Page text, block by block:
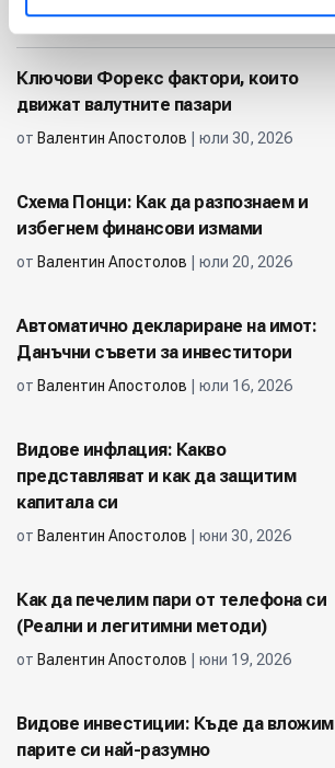
Популярни
Ключови Форекс фактори, които
движат валутните пазари
от Валентин Апостолов | юли 30, 2026
Схема Понци: Как да разпознаем и
избегнем финансови измами
от Валентин Апостолов | юли 20, 2026
Автоматично деклариране на имот:
Данъчни съвети за инвеститори
от Валентин Апостолов | юли 16, 2026
Видове инфлация: Какво
представляват и как да защитим
капитала си
от Валентин Апостолов | юни 30, 2026
Как да печелим пари от телефона си
(Реални и легитимни методи)
от Валентин Апостолов | юни 19, 2026
Видове инвестиции: Къде да вложим
парите си най-разумно